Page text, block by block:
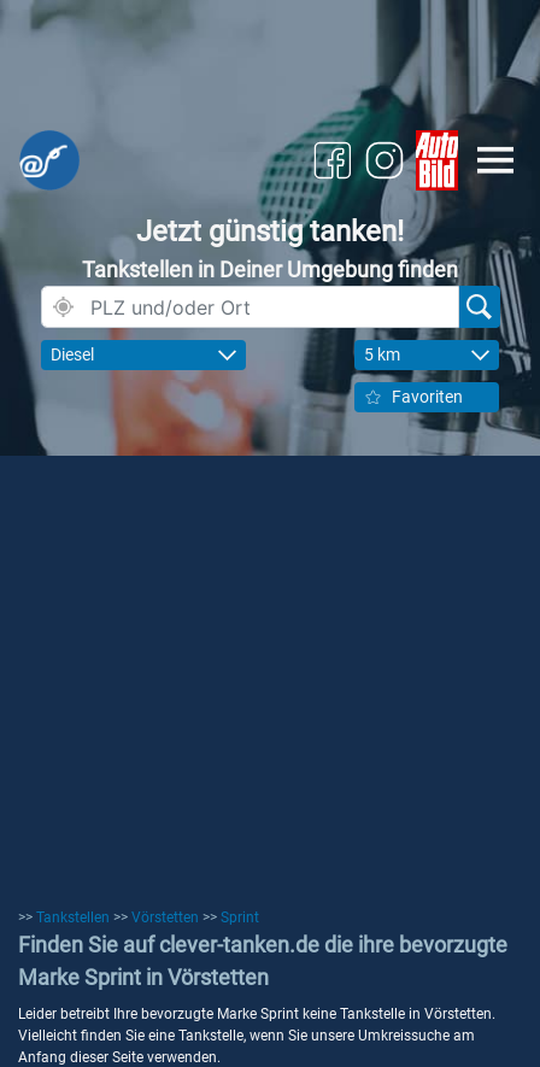
Jetzt günstig tanken!
Tankstellen in Deiner Umgebung finden
Diesel 5 km
Favoriten
>> Tankstellen >> Vörstetten >> Sprint
Finden Sie auf clever-tanken.de die ihre bevorzugte
Marke Sprint in Vörstetten
Leider betreibt Ihre bevorzugte Marke Sprint keine Tankstelle in Vörstetten.
Vielleicht finden Sie eine Tankstelle, wenn Sie unsere Umkreissuche am
Anfang dieser Seite verwenden.